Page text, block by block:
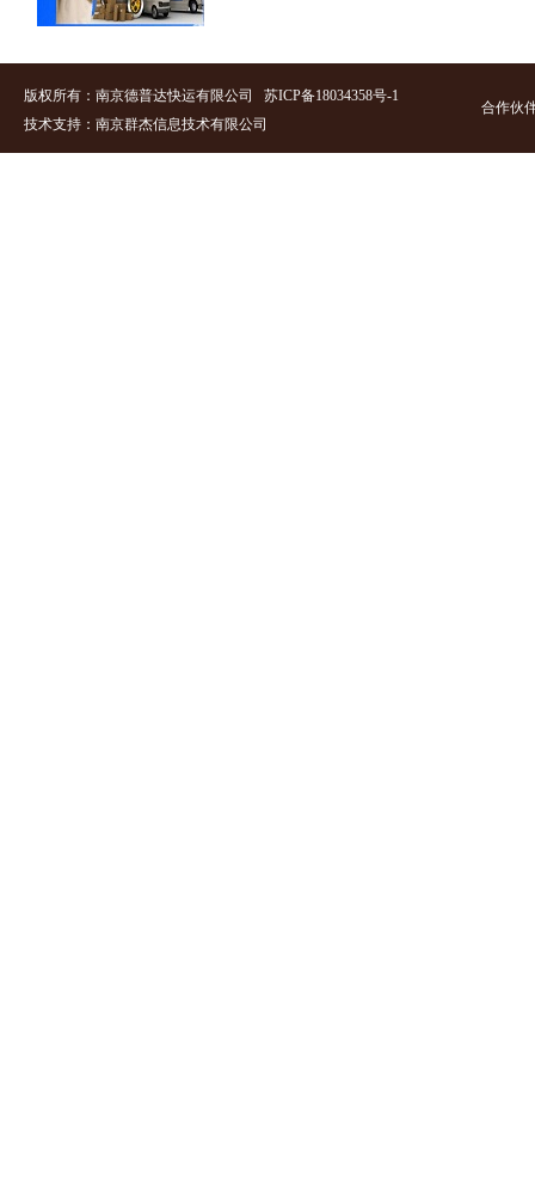
版权所有：南京德普达快运有限公司 苏ICP备18034358号-1
技术支持：南京群杰信息技术有限公司
合作伙